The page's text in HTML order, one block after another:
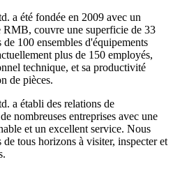
a été fondée en 2009 avec un
couvre une superficie de 33
100 ensembles d'équipements
plus de 150 employés,
technique, et sa productivité
de pièces.
a établi des relations de
nombreuses entreprises avec une
et un excellent service. Nous
tous horizons à visiter, inspecter et